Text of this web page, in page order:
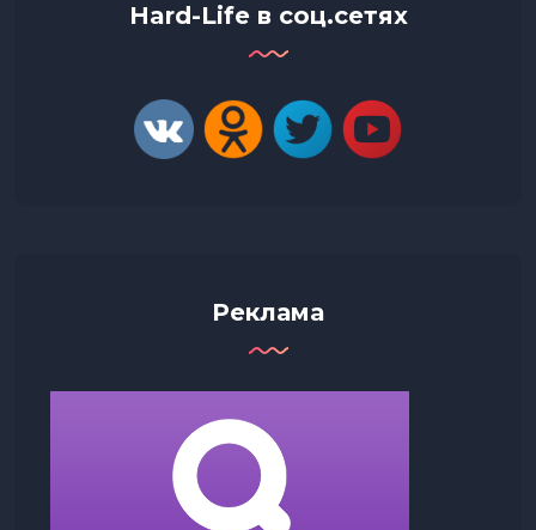
Hard-Life в соц.сетях
Реклама